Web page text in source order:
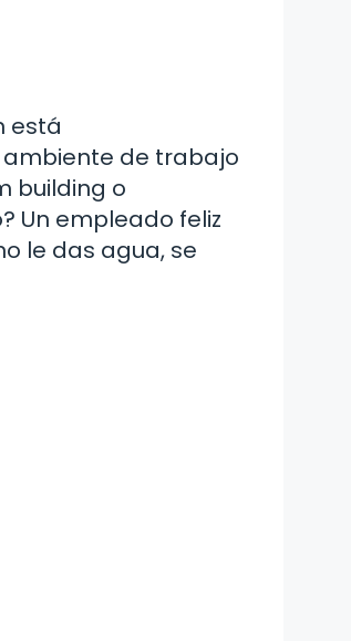
está
de trabajo
building o
Un empleado feliz
le das agua, se